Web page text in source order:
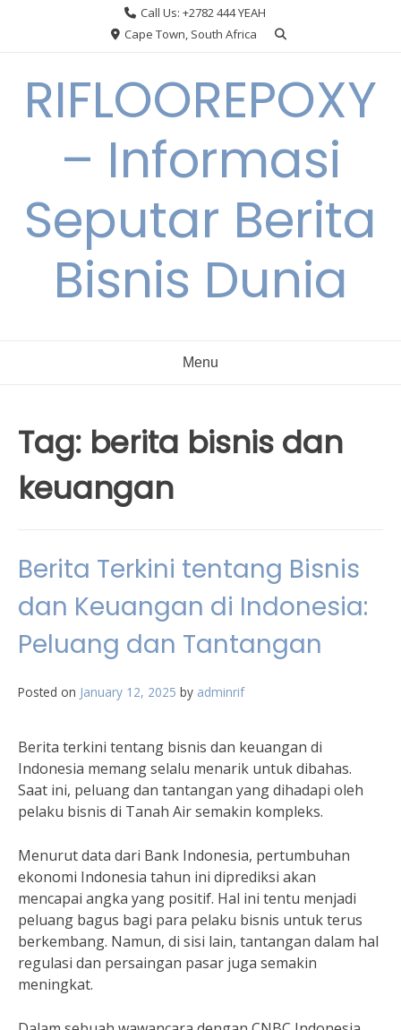
Call Us: +2782 444 YEAH
Cape Town, South Africa
RIFLOOREPOXY
– Informasi
Seputar Berita
Bisnis Dunia
Menu
Tag: berita bisnis dan
keuangan
Berita Terkini tentang Bisnis
dan Keuangan di Indonesia:
Peluang dan Tantangan
Posted on January 12, 2025 by adminrif
Berita terkini tentang bisnis dan keuangan di
Indonesia memang selalu menarik untuk dibahas.
Saat ini, peluang dan tantangan yang dihadapi oleh
pelaku bisnis di Tanah Air semakin kompleks.
Menurut data dari Bank Indonesia, pertumbuhan
ekonomi Indonesia tahun ini diprediksi akan
mencapai angka yang positif. Hal ini tentu menjadi
peluang bagus bagi para pelaku bisnis untuk terus
berkembang. Namun, di sisi lain, tantangan dalam hal
regulasi dan persaingan pasar juga semakin
meningkat.